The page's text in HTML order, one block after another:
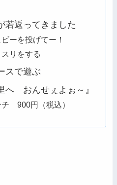
若返ってきました
ーを投げてー！
リをする
スで遊ぶ
へ おんせぇよぉ～』
900円（税込）